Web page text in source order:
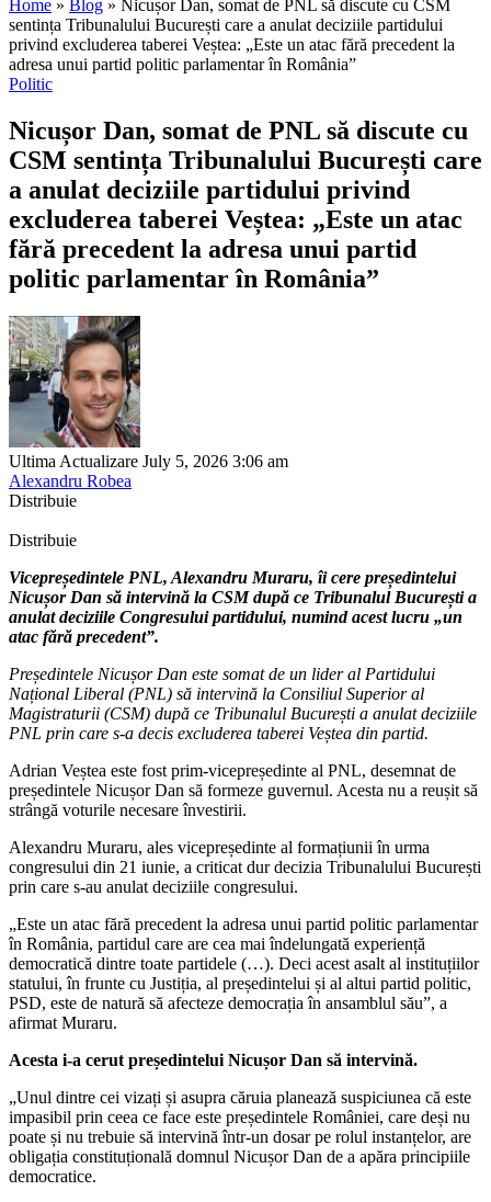
Home » Blog » Nicușor Dan, somat de PNL să discute cu CSM
sentința Tribunalului București care a anulat deciziile partidului
privind excluderea taberei Veștea: „Este un atac fără precedent la
adresa unui partid politic parlamentar în România”
Politic
Nicușor Dan, somat de PNL să discute cu
CSM sentința Tribunalului București care
a anulat deciziile partidului privind
excluderea taberei Veștea: „Este un atac
fără precedent la adresa unui partid
politic parlamentar în România”
Ultima Actualizare July 5, 2026 3:06 am
Alexandru Robea
Distribuie
Distribuie
Vicepreședintele PNL, Alexandru Muraru, îi cere președintelui
Nicușor Dan să intervină la CSM după ce Tribunalul București a
anulat deciziile Congresului partidului, numind acest lucru „un
atac fără precedent”.
Președintele Nicușor Dan este somat de un lider al Partidului
Național Liberal (PNL) să intervină la Consiliul Superior al
Magistraturii (CSM) după ce Tribunalul București a anulat deciziile
PNL prin care s-a decis excluderea taberei Veștea din partid.
Adrian Veștea este fost prim-vicepreședinte al PNL, desemnat de
președintele Nicușor Dan să formeze guvernul. Acesta nu a reușit să
strângă voturile necesare învestirii.
Alexandru Muraru, ales vicepreședinte al formațiunii în urma
congresului din 21 iunie, a criticat dur decizia Tribunalului București
prin care s-au anulat deciziile congresului.
„Este un atac fără precedent la adresa unui partid politic parlamentar
în România, partidul care are cea mai îndelungată experiență
democratică dintre toate partidele (…). Deci acest asalt al instituțiilor
statului, în frunte cu Justiția, al președintelui și al altui partid politic,
PSD, este de natură să afecteze democrația în ansamblul său”, a
afirmat Muraru.
Acesta i-a cerut președintelui Nicușor Dan să intervină.
„Unul dintre cei vizați și asupra căruia planează suspiciunea că este
impasibil prin ceea ce face este președintele României, care deși nu
poate și nu trebuie să intervină într-un dosar pe rolul instanțelor, are
obligația constituțională domnul Nicușor Dan de a apăra principiile
democratice.